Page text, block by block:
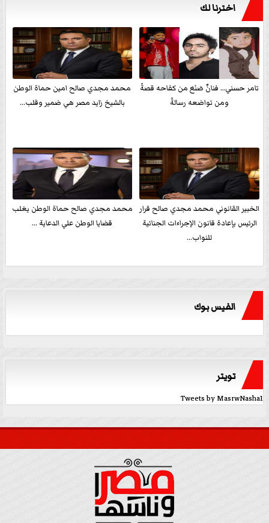
اخترنا لك
تامر حسني… فنانٌ صَنَعَ من كفاحه قصةً
ومن تواضعه رسالةً
محمد مجدي صالح امين حماة الوطن
بالشيخ زايد مصر هي ضمير وقلب...
الخبير القانوني محمد مجدي صالح قرار
الرئيس بإعادة قانون الإجراءات الجنائية
للنواب...
محمد مجدي صالح حماة الوطن يغلب
قضايا الوطن علي الدعاية ...
الفيس بوك
تويتر
Tweets by MasrwNasha1